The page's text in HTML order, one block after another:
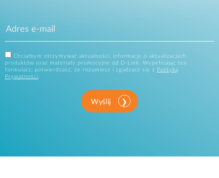
Chciałbym otrzymywać aktualności, informacje o aktualizacjach
produktów oraz materiały promocyjne od D-Link. Wypełniając ten
formularz, potwierdzasz, że rozumiesz i zgadzasz się z
Polityką
Prywatności.
Wyślij